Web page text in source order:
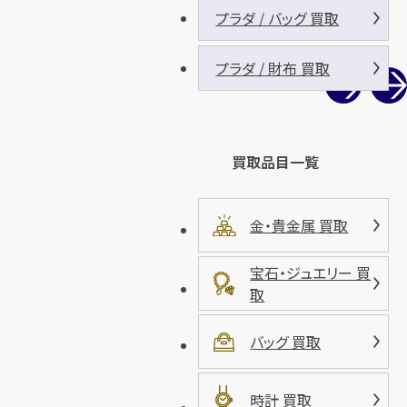
プラダ / バッグ 買取
プラダ / 財布 買取
買取品目一覧
金・貴金属 買取
宝石・ジュエリー 買
取
バッグ 買取
時計 買取